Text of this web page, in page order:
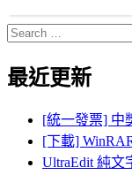
Search
for:
最近更新
[統一發票] 中
[下載]
UltraEdit 純文